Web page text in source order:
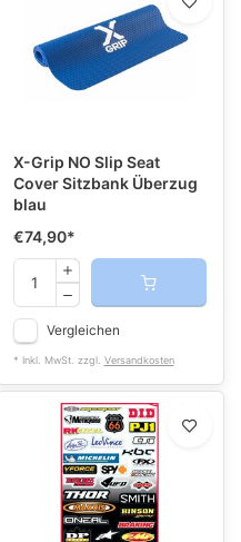
X-Grip NO Slip Seat
Cover Sitzbank Überzug
blau
€74,90*
Vergleichen
* Inkl. MwSt. zzgl. Versandkosten